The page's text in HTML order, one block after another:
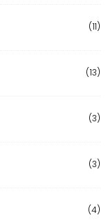
(11)
(13)
(3)
(3)
(4)